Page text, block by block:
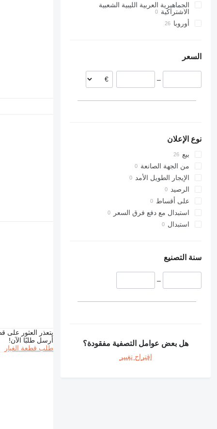
NR16
TH62
TH63
550
560
TM
W-series
RX
الجماهيرية العربية الليبية الشعبية
الاشتراكية
أوروبا
السعر
–
نوع الإعلان
بيع
من الجهة الصانعة
الإيجار الطويل الأمد
الرصيد
على أقساط
استبدال مع دفع فرق السعر
استبدال
سنة التصنيع
–
هل بعض عوامل التصفية مفقودة؟
اقتراح تغيير
يتعذر العثور على
أرسل طلبًا الآن!
طلب قطعة الغيار